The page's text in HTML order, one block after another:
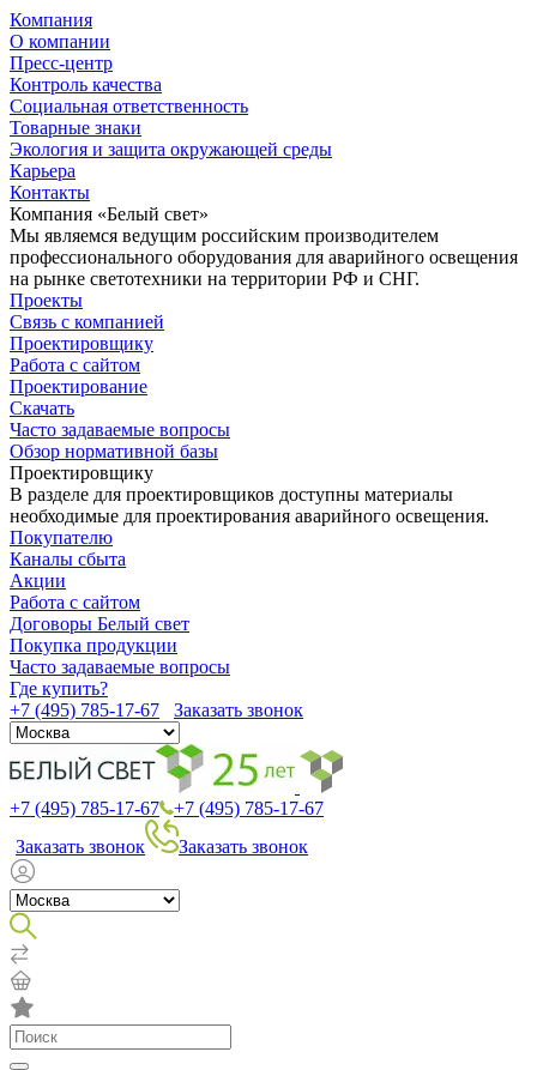
Компания
О компании
Пресс-центр
Контроль качества
Социальная ответственность
Товарные знаки
Экология и защита окружающей среды
Карьера
Контакты
Компания «Белый свет»
Мы являемся ведущим российским производителем
профессионального оборудования для аварийного освещения
на рынке светотехники на территории РФ и СНГ.
Проекты
Связь с компанией
Проектировщику
Работа с сайтом
Проектирование
Скачать
Часто задаваемые вопросы
Обзор нормативной базы
Проектировщику
В разделе для проектировщиков доступны материалы
необходимые для проектирования аварийного освещения.
Покупателю
Каналы сбыта
Акции
Работа с сайтом
Договоры Белый свет
Покупка продукции
Часто задаваемые вопросы
Где купить?
+7 (495) 785-17-67
Заказать звонок
+7 (495) 785-17-67
+7 (495) 785-17-67
Заказать звонок
Заказать звонок